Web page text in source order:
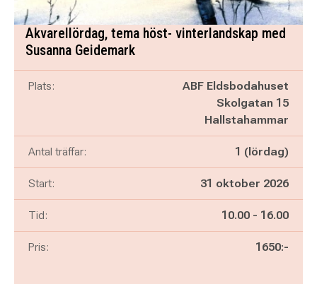
Akvarellördag, tema höst- vinterlandskap med
Susanna Geidemark
Plats:
ABF Eldsbodahuset
Skolgatan 15
Hallstahammar
Antal träffar: 1 (lördag)
Start: 31 oktober 2026
Tid: Pågår mellan
10.00 - och
16.00
Pris: 1650:-